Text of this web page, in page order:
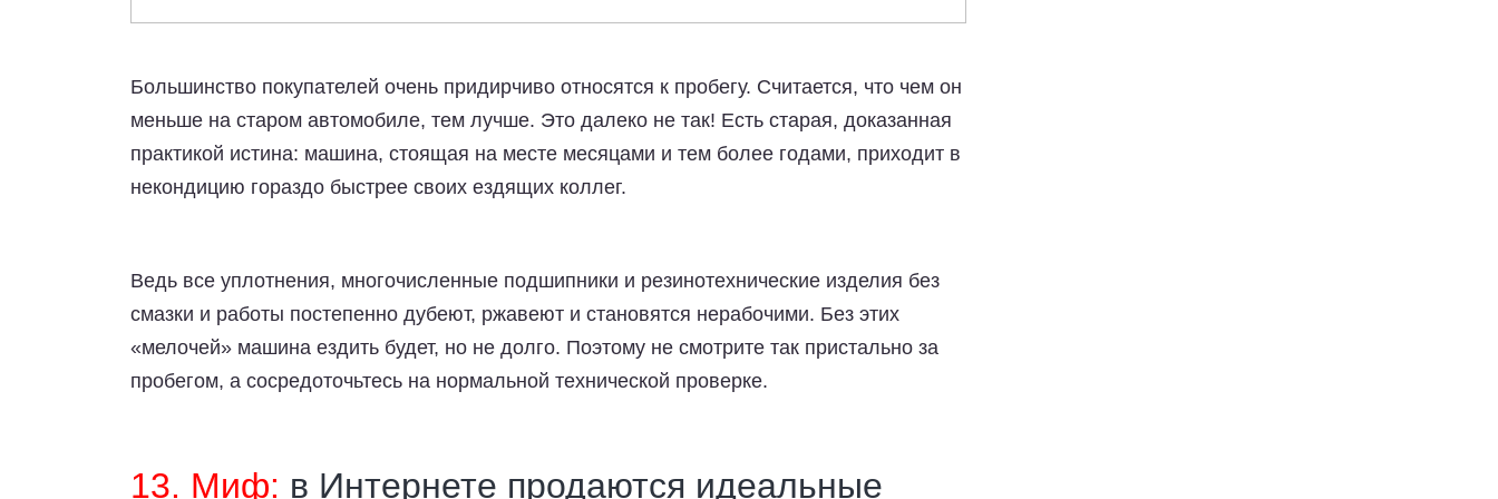
Большинство покупателей очень придирчиво относятся к пробегу. Считается, что чем он
меньше на старом автомобиле, тем лучше. Это далеко не так! Есть старая, доказанная
практикой истина: машина, стоящая на месте месяцами и тем более годами, приходит в
некондицию гораздо быстрее своих ездящих коллег.
Ведь все уплотнения, многочисленные подшипники и резинотехнические изделия без
смазки и работы постепенно дубеют, ржавеют и становятся нерабочими. Без этих
«мелочей» машина ездить будет, но не долго. Поэтому не смотрите так пристально за
пробегом, а сосредоточьтесь на нормальной технической проверке.
13. Миф: в Интернете продаются идеальные